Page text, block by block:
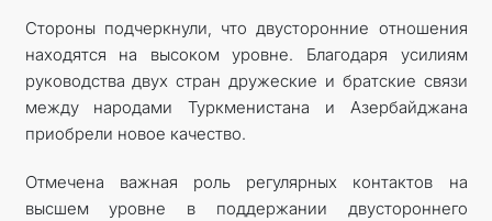
Стороны подчеркнули, что двусторонние отношения
находятся на высоком уровне. Благодаря усилиям
руководства двух стран дружеские и братские связи
между народами Туркменистана и Азербайджана
приобрели новое качество.
Отмечена важная роль регулярных контактов на
высшем уровне в поддержании двустороннего